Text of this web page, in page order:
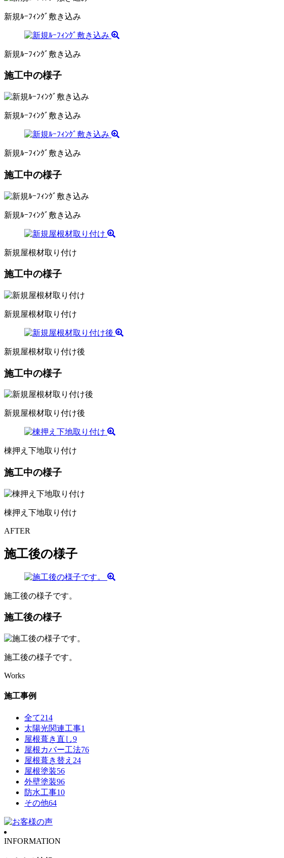
新規ﾙｰﾌｨﾝｸﾞ敷き込み
新規ﾙｰﾌｨﾝｸﾞ敷き込み
施工中の様子
新規ﾙｰﾌｨﾝｸﾞ敷き込み
新規ﾙｰﾌｨﾝｸﾞ敷き込み
施工中の様子
新規ﾙｰﾌｨﾝｸﾞ敷き込み
新規屋根材取り付け
施工中の様子
新規屋根材取り付け
新規屋根材取り付け後
施工中の様子
新規屋根材取り付け後
棟押え下地取り付け
施工中の様子
棟押え下地取り付け
AFTER
施工後の様子
施工後の様子です。
施工後の様子
施工後の様子です。
Works
施工事例
全て214
太陽光関連工事1
屋根葺き直し9
屋根カバー工法76
屋根葺き替え 24
屋根塗装56
外壁塗装96
防水工事10
その他64
INFORMATION